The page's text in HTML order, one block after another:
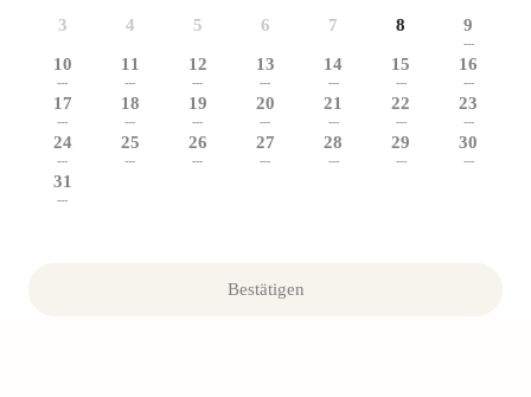
3 4 5 6 7 8 9
---
10
---
11
---
12
---
13
---
14
---
15
---
16
---
17
---
18
---
19
---
20
---
21
---
22
---
23
---
24
---
25
---
26
---
27
---
28
---
29
---
30
---
31
---
Bestätigen